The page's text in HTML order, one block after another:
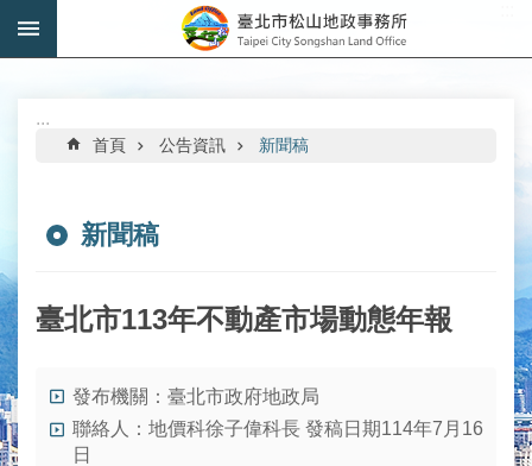
跳到主要內容區塊
搜
關
介
:::
首頁 公告資訊 新聞稿
新聞稿
臺北市113年不動產市場動態年報
發布機關：臺北市政府地政局
聯絡人：地價科徐子偉科長 發稿日期114年7月16
日